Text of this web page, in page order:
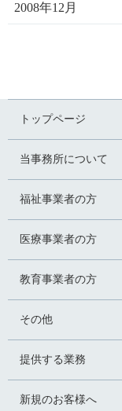
2008年12月
トップページ
当事務所について
福祉事業者の方
医療事業者の方
教育事業者の方
その他
提供する業務
新規のお客様へ